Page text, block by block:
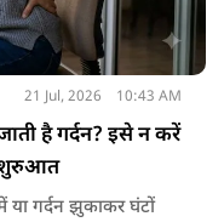
21 Jul, 2026 10:43 AM
है गर्दन? इसे न करें
शुरुआत
या गर्दन झुकाकर घंटों